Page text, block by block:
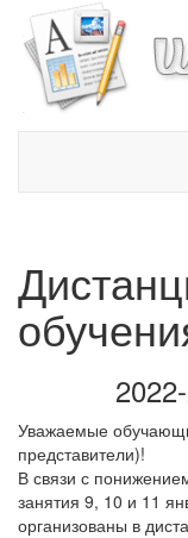
Уважаемые
представители)!
В связи с
занятия 9, 10 и 11
организованы в